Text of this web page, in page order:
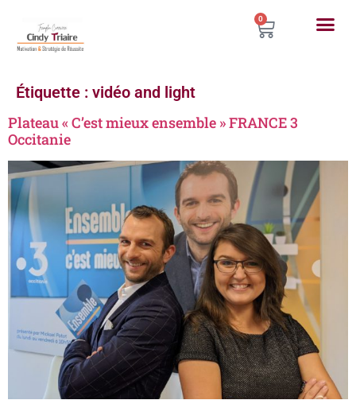
0
Étiquette : vidéo and light
Plateau « C’est mieux ensemble » FRANCE 3
Occitanie